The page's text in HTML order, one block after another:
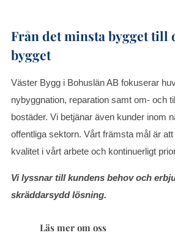
Från det minsta bygget till
bygget
Väster Bygg i Bohuslän AB fokuserar
nybyggnation, reparation samt om- och
bostäder. Vi betjänar även kunder inom
offentliga sektorn. Vårt främsta mål är
kvalitet i vårt arbete och kontinuerligt
Vi lyssnar till kundens behov och
skräddarsydd lösning.
Läs mer om oss